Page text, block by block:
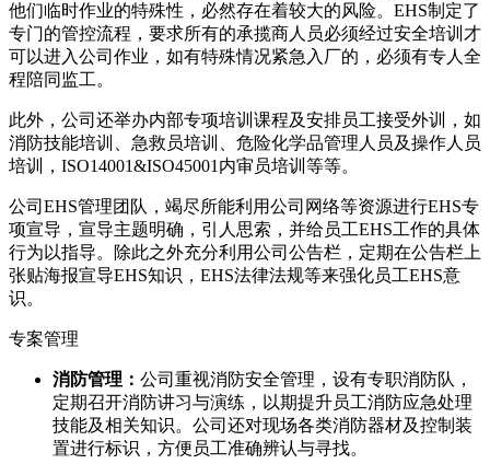
他们临时作业的特殊性，必然存在着较大的风险。EHS制定了
专门的管控流程，要求所有的承揽商人员必须经过安全培训才
可以进入公司作业，如有特殊情况紧急入厂的，必须有专人全
程陪同监工。
此外，公司还举办内部专项培训课程及安排员工接受外训，如
消防技能培训、急救员培训、危险化学品管理人员及操作人员
培训，ISO14001&ISO45001内审员培训等等。
公司EHS管理团队，竭尽所能利用公司网络等资源进行EHS专
项宣导，宣导主题明确，引人思索，并给员工EHS工作的具体
行为以指导。除此之外充分利用公司公告栏，定期在公告栏上
张贴海报宣导EHS知识，EHS法律法规等来强化员工EHS意
识。
专案管理
消防管理： 公司重视消防安全管理，设有专职消防队，
定期召开消防讲习与演练，以期提升员工消防应急处理
技能及相关知识。公司还对现场各类消防器材及控制装
置进行标识，方便员工准确辨认与寻找。